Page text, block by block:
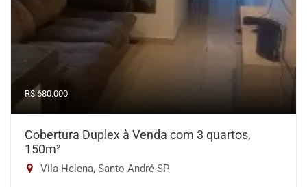
R$ 680.000
Cobertura Duplex à Venda com 3 quartos,
150m²
Vila Helena, Santo André-SP